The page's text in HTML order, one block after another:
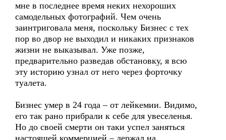
мне в последнее время неких нехороших
самодельных фотографий. Чем очень
заинтриговала меня, поскольку Бизнес с тех
пор во двор не выходил и никаких признаков
жизни не выказывал. Уже позже,
предварительно разведав обстановку, я всю
эту историю узнал от него через форточку
туалета.
Бизнес умер в 24 года – от лейкемии. Видимо,
его так рано прибрали к себе для увеселенья.
Но до своей смерти он таки успел заняться
настоящей коммерцией – держал на